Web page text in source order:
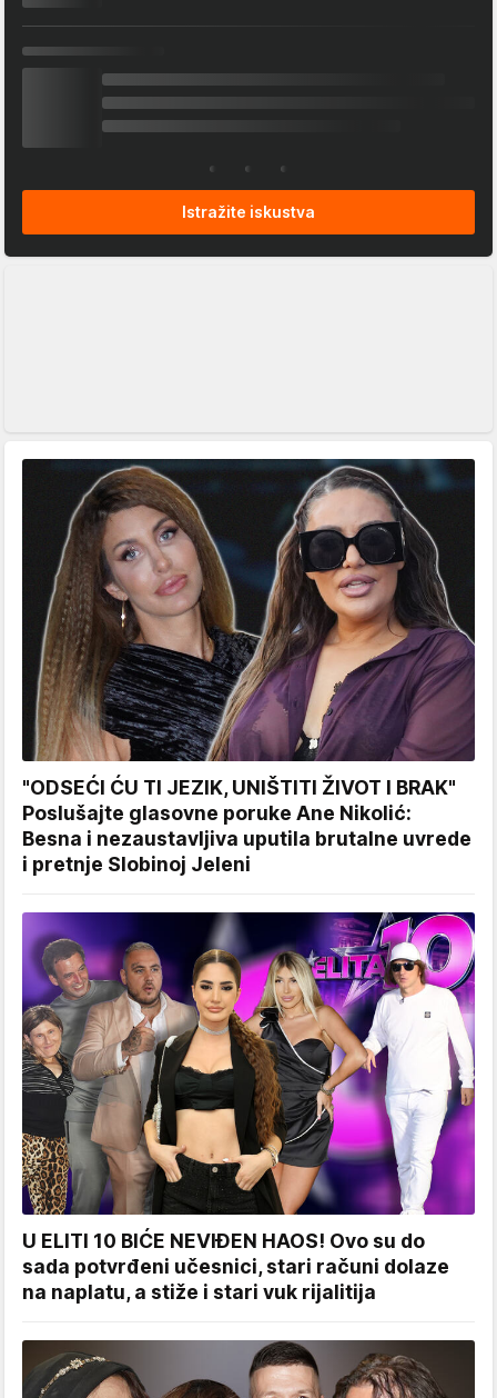
Istražite iskustva
"ODSEĆI ĆU TI JEZIK, UNIŠTITI ŽIVOT I BRAK"
Poslušajte glasovne poruke Ane Nikolić:
Besna i nezaustavljiva uputila brutalne uvrede
i pretnje Slobinoj Jeleni
U ELITI 10 BIĆE NEVIĐEN HAOS! Ovo su do
sada potvrđeni učesnici, stari računi dolaze
na naplatu, a stiže i stari vuk rijalitija